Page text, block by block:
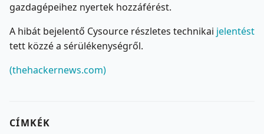
gazdagépeihez nyertek hozzáférést.
A hibát bejelentő Cysource részletes technikai jelentést
tett közzé a sérülékenységről.
(thehackernews.com)
CÍMKÉK